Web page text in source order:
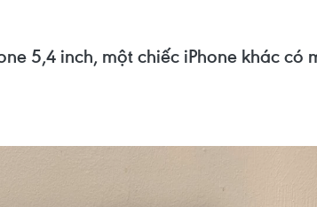
5,4 inch, một chiếc iPhone khác có